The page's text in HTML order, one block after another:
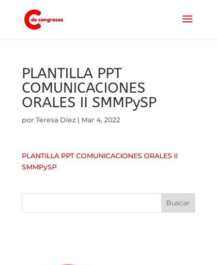
PLANTILLA PPT
COMUNICACIONES
ORALES II SMMPySP
por Teresa Díez| Mar 4, 2022
PLANTILLA PPT COMUNICACIONES ORALES II
SMMPySP